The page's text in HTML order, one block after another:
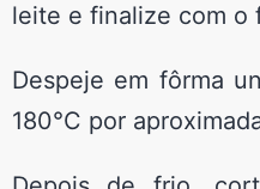
leite e finalize com o
Despeje em fôrma
180°C por